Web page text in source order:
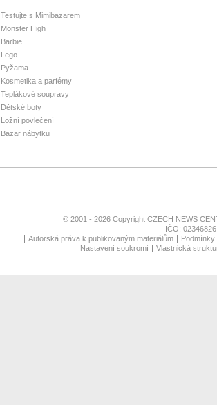
Testujte s Mimibazarem
Monster High
Barbie
Lego
Pyžama
Kosmetika a parfémy
Teplákové soupravy
Dětské boty
Ložní povlečení
Bazar nábytku
© 2001 - 2026 Copyright CZECH NEWS
IČO:
Autorská práva k publikovaným materiálům
Nastavení soukromí
Vlastnická